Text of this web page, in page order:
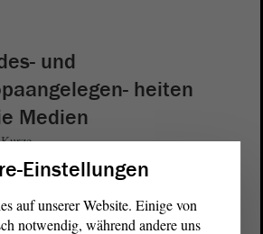
und
heiten
Medien
Landwirtschaft
Einstellungen
auf unserer Website. Einige von
notwendig, während andere uns